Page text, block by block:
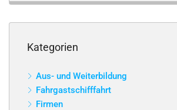
Kategorien
Aus- und Weiterbildung
Fahrgastschifffahrt
Firmen